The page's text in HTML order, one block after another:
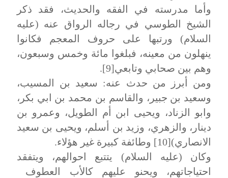
وأما مدرسته في الفقه والحديث، فقد ذكر
الشيخ الطوسي في رجاله الرواق عنه (عليه
السلام) ورتبها على حروف المعجم فكانوا
ينهلون من معينه، فبلغوا مائة وخمس وسبعون،
وهم بين صحابي وتابعي[9].
ومن أبرز من حدث عنه: سعيد بن المسيب،
وسعيد بن جبير، والقاسم بن محمد بن ابي بكر،
وابو الزناد، ويحيى ابن أم الطويل، وعمرو بن
دينار، والزهري، وزيد بن أسلم، ويحيى بن سعيد
الانصاري)[10] وطائفة كبيرة غير هؤلاء.
وكان (عليه السلام) يتتبع احوالهم، ويتفقد
احتياجاتهم، ويحنو عليهم كالأب العطوف